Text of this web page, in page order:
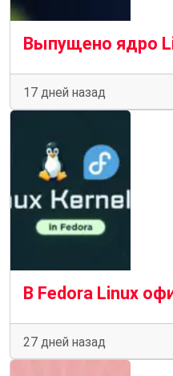
17 дней назад
27 дней назад